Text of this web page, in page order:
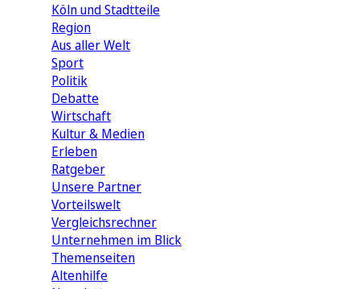
Köln und Stadtteile
Region
Aus aller Welt
Sport
Politik
Debatte
Wirtschaft
Kultur & Medien
Erleben
Ratgeber
Unsere Partner
Vorteilswelt
Vergleichsrechner
Unternehmen im Blick
Themenseiten
Altenhilfe